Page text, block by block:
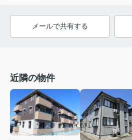
メールで共有する
近隣の物件